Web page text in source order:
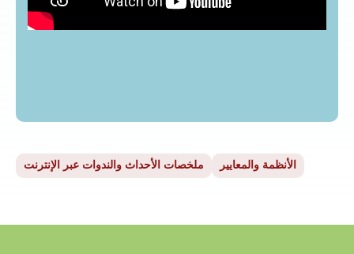
ملخصات الأحداث والندوات عبر الإنترنت الأنظمة والمعايير